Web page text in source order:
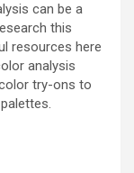
can be a
this
resources here
analysis
try-ons to